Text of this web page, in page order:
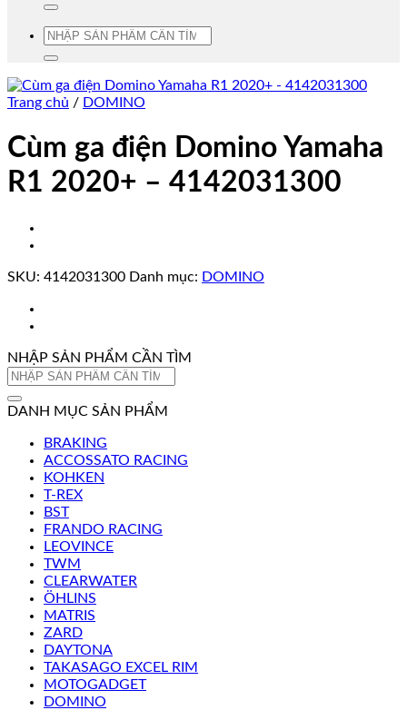
Tìm
Trang chủ / DOMINO
Cùm ga điện Domino Yamaha
R1 2020+ – 4142031300
SKU: 4142031300 Danh mục: DOMINO
NHẬP SẢN PHẨM CẦN TÌM
Tìm
DANH MỤC SẢN PHẨM
BRAKING
ACCOSSATO RACING
KOHKEN
T-REX
BST
FRANDO RACING
LEOVINCE
TWM
CLEARWATER
ÖHLINS
MATRIS
ZARD
DAYTONA
TAKASAGO EXCEL RIM
MOTOGADGET
DOMINO